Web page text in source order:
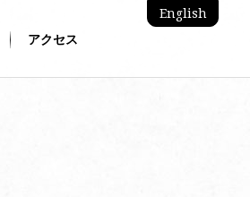
アクセス
English